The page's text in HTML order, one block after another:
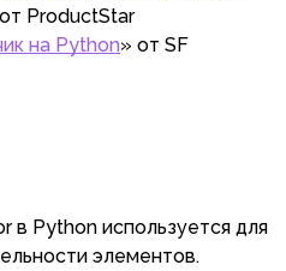
ProductStar
на Python» от SF
Python используется для
элементов.